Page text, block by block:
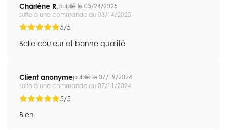
Charlène R.publié le 03/24/2025
suite à une commande du 03/14/2025
5/5
Belle couleur et bonne qualité
Client anonymepublié le 07/19/2024
suite à une commande du 07/11/2024
5/5
Bien